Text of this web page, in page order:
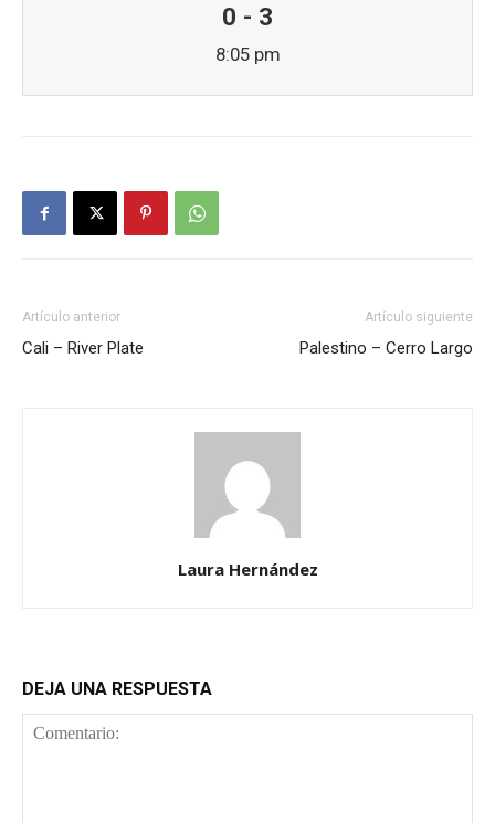
0 - 3
8:05 pm
Artículo anterior
Cali – River Plate
Artículo siguiente
Palestino – Cerro Largo
Laura Hernández
DEJA UNA RESPUESTA